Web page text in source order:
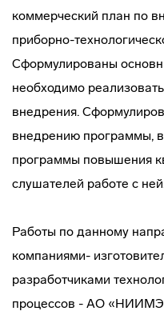
коммерческий план по
приборно-
Сформулированы
необходимо
внедрения.
внедрению программы,
программы повышения
слушателей работе с
Работы по данному
компаниями-
разработчиками
процессов - АО